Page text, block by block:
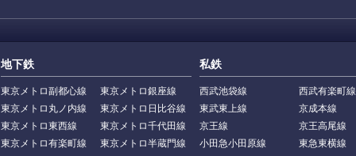
地下鉄
東京メトロ副都心線
東京メトロ銀座線
東京メトロ丸ノ内線
東京メトロ日比谷線
東京メトロ東西線
東京メトロ千代田線
東京メトロ有楽町線
東京メトロ半蔵門線
私鉄
西武池袋線 西武有楽町線
東武東上線
京成本線
京王線
京王高尾線
小田急小田原線
東急東横線